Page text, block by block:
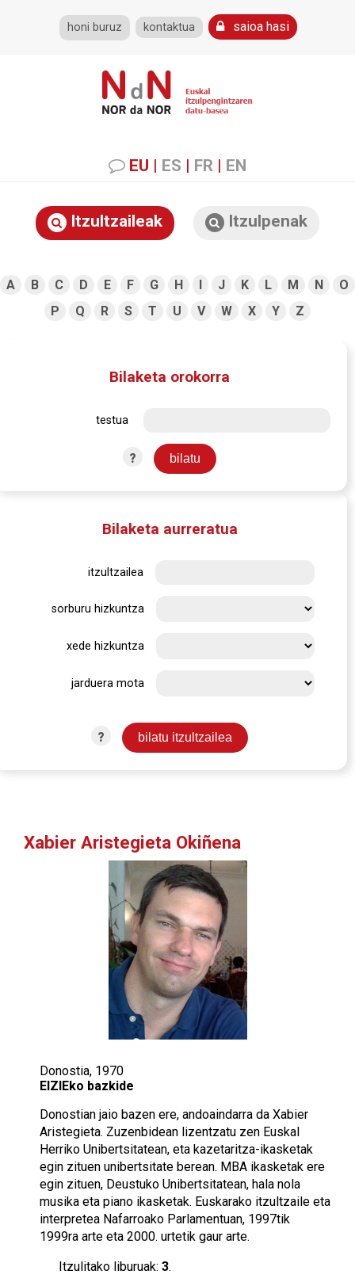
honi buruz kontaktua saioa hasi
EU | ES | FR | EN
Itzultzaileak Itzulpenak
A B C D E F G H I J K L M N
O
P
Q R S T U V W X Y Z
Bilaketa orokorra
testua
?
Bilaketa aurreratua
itzultzailea
sorburu hizkuntza
xede hizkuntza
jarduera mota
?
Xabier Aristegieta Okiñena
Donostia, 1970
EIZIEko bazkide
Donostian jaio bazen ere, andoaindarra da Xabier
Aristegieta. Zuzenbidean lizentzatu zen Euskal
Herriko Unibertsitatean, eta kazetaritza-ikasketak
egin zituen unibertsitate berean. MBA ikasketak ere
egin zituen, Deustuko Unibertsitatean, hala nola
musika eta piano ikasketak. Euskarako itzultzaile eta
interpretea Nafarroako Parlamentuan, 1997tik
1999ra arte eta 2000. urtetik gaur arte.
Itzulitako liburuak: 3.